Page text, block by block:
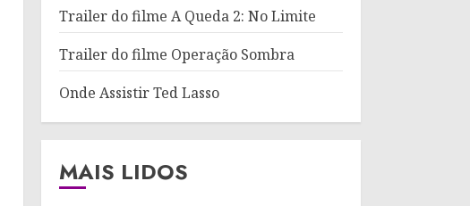
Trailer do filme A Queda 2: No Limite
Trailer do filme Operação Sombra
Onde Assistir Ted Lasso
MAIS LIDOS